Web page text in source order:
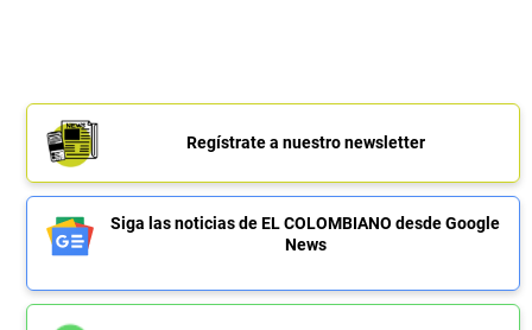
Regístrate a nuestro newsletter
Siga las noticias de EL COLOMBIANO desde Google
News